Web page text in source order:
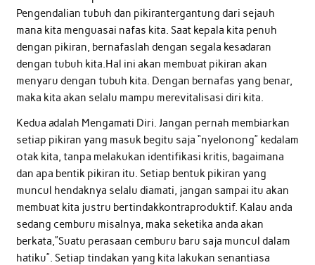
Pengendalian tubuh dan pikirantergantung dari sejauh
mana kita menguasai nafas kita. Saat kepala kita penuh
dengan pikiran, bernafaslah dengan segala kesadaran
dengan tubuh kita.Hal ini akan membuat pikiran akan
menyaru dengan tubuh kita. Dengan bernafas yang benar,
maka kita akan selalu mampu merevitalisasi diri kita.
Kedua adalah Mengamati Diri. Jangan pernah membiarkan
setiap pikiran yang masuk begitu saja “nyelonong” kedalam
otak kita, tanpa melakukan identifikasi kritis, bagaimana
dan apa bentik pikiran itu. Setiap bentuk pikiran yang
muncul hendaknya selalu diamati, jangan sampai itu akan
membuat kita justru bertindakkontraproduktif. Kalau anda
sedang cemburu misalnya, maka seketika anda akan
berkata,”Suatu perasaan cemburu baru saja muncul dalam
hatiku”. Setiap tindakan yang kita lakukan senantiasa